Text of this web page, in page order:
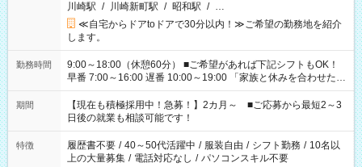
川崎駅 / 川崎新町駅 / 昭和駅 / …
≪自宅からドアtoドアで30分以内！≫ご希望の勤務地を紹介
します。
勤務時間
9:00～18:00（休憩60分） ■ご希望があれば下記シフトもOK！
早番 7:00～16:00 遅番 10:00～19:00 「家族と休みを合わせた
い」 「余裕を持って夕飯の準備がしたい」 「できれば残業はし
たくない」 など、ご希望を教えてくださいね。 ※Wワーク希望
の方へ 今ご覧のお仕事で希望する勤務時間と、もう1つのお仕事
の勤務時間。 合計で週40時間を超える場合は応募できません。
期間
【現在も積極採用中！急募！】2カ月～ ■ご応募から最短2～3
日後の就業も相談可能です！
特徴 履歴書不要 / 40～50代活躍中 / 服装自由 / シフト勤務 / 10名以
上の大量募集 / 電話対応なし / パソコンスキル不要